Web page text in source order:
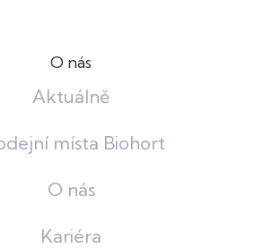
O nás
Aktuálně
místa Biohort
O nás
Kariéra